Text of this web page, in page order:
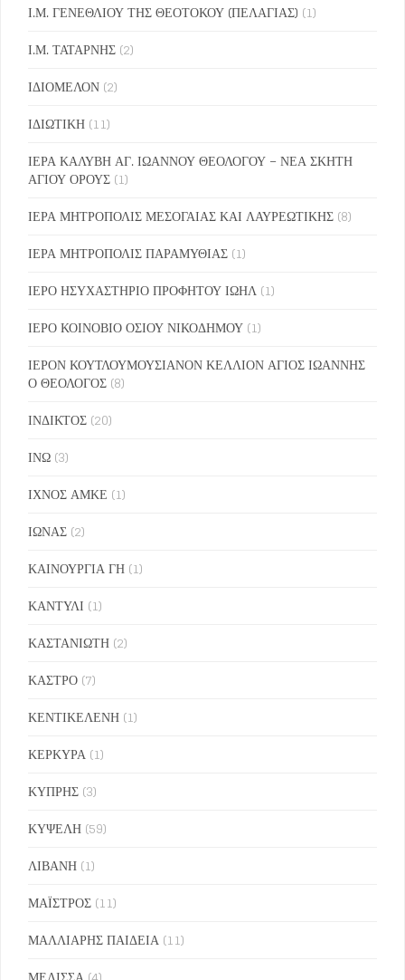
Ι.Μ. ΓΕΝΕΘΛΙΟΥ ΤΗΣ ΘΕΟΤΟΚΟΥ (ΠΕΛΑΓΙΑΣ) (1)
Ι.Μ. ΤΑΤΑΡΝΗΣ (2)
ΙΔΙΟΜΕΛΟΝ (2)
ΙΔΙΩΤΙΚΗ (11)
ΙΕΡΑ ΚΑΛΥΒΗ ΑΓ. ΙΩΑΝΝΟΥ ΘΕΟΛΟΓΟΥ – ΝΕΑ ΣΚΗΤΗ
ΑΓΙΟΥ ΟΡΟΥΣ (1)
ΙΕΡΑ ΜΗΤΡΟΠΟΛΙΣ ΜΕΣΟΓΑΙΑΣ ΚΑΙ ΛΑΥΡΕΩΤΙΚΗΣ (8)
ΙΕΡΑ ΜΗΤΡΟΠΟΛΙΣ ΠΑΡΑΜΥΘΙΑΣ (1)
ΙΕΡΟ ΗΣΥΧΑΣΤΗΡΙΟ ΠΡΟΦΗΤΟΥ ΙΩΗΛ (1)
ΙΕΡΟ ΚΟΙΝΟΒΙΟ ΟΣΙΟΥ ΝΙΚΟΔΗΜΟΥ (1)
ΙΕΡΟΝ ΚΟΥΤΛΟΥΜΟΥΣΙΑΝΟΝ ΚΕΛΛΙΟΝ ΑΓΙΟΣ ΙΩΑΝΝΗΣ
Ο ΘΕΟΛΟΓΟΣ (8)
ΙΝΔΙΚΤΟΣ (20)
ΙΝΩ (3)
ΙΧΝΟΣ ΑΜΚΕ (1)
ΙΩΝΑΣ (2)
ΚΑΙΝΟΥΡΓΙΑ ΓΗ (1)
ΚΑΝΤΥΛΙ (1)
ΚΑΣΤΑΝΙΩΤΗ (2)
ΚΑΣΤΡΟ (7)
ΚΕΝΤΙΚΕΛΕΝΗ (1)
ΚΕΡΚΥΡΑ (1)
ΚΥΠΡΗΣ (3)
ΚΥΨΕΛΗ (59)
ΛΙΒΑΝΗ (1)
ΜΑΪΣΤΡΟΣ (11)
ΜΑΛΛΙΑΡΗΣ ΠΑΙΔΕΙΑ (11)